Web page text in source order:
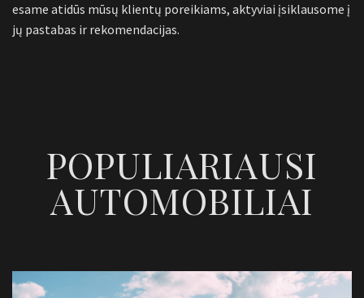
esame atidūs mūsų klientų poreikiams, aktyviai įsiklausome į
jų pastabas ir rekomendacijas.
POPULIARIAUSI
AUTOMOBILIAI